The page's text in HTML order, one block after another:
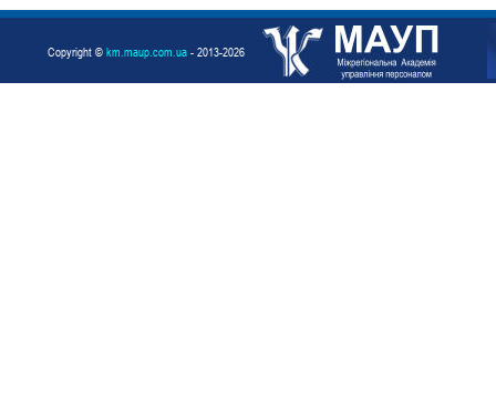
Copyright © km.maup.com.ua - 2013-2026